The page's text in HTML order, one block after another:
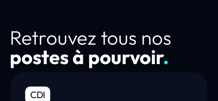
Retrouvez tous nos
postes à pourvoir.
CDI